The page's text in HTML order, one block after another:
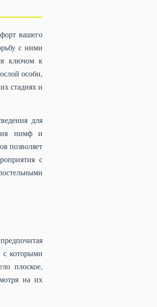
вашего
с ними
ключом к
особи,
стадиях и
для
нимф и
позволяет
с
с которыми
плоское,
на их